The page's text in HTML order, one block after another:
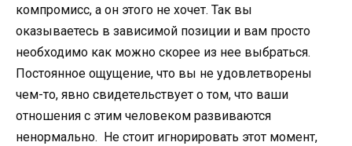
компромисс, а он этого не хочет. Так вы
оказываетесь в зависимой позиции и вам просто
необходимо как можно скорее из нее выбраться.
Постоянное ощущение, что вы не удовлетворены
чем-то, явно свидетельствует о том, что ваши
отношения с этим человеком развиваются
ненормально. Не стоит игнорировать этот момент,